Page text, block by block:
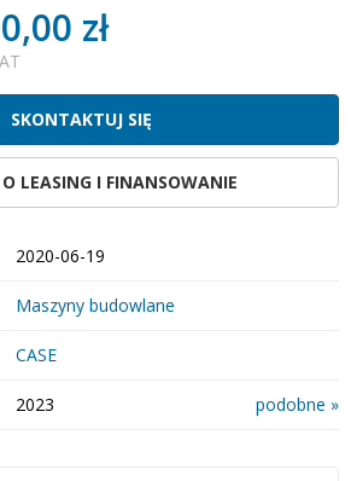
zł
SKONTAKTUJ SIĘ
LEASING I FINANSOWANIE
2020-06-19
Maszyny budowlane
CASE
2023 podobne »